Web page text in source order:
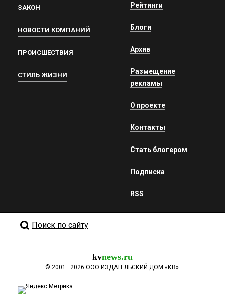
ЗАКОН
НОВОСТИ КОМПАНИЙ
ПРОИСШЕСТВИЯ
СТИЛЬ ЖИЗНИ
Рейтинги
Блоги
Архив
Размещение
рекламы
О проекте
Контакты
Стать блогером
Подписка
RSS
Поиск по сайту
kvnews.ru
© 2001—2026 ООО ИЗДАТЕЛЬСКИЙ ДОМ «КВ».